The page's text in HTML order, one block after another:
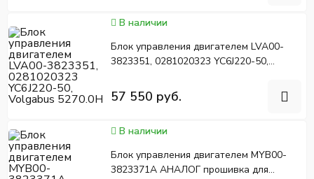
В наличии
Блок управления двигателем LVA00-
3823351, 0281020323 YC6J220-50,
57 550 руб.
В наличии
Блок управления двигателем MYB00-
3823371A АНАЛОГ прошивка для